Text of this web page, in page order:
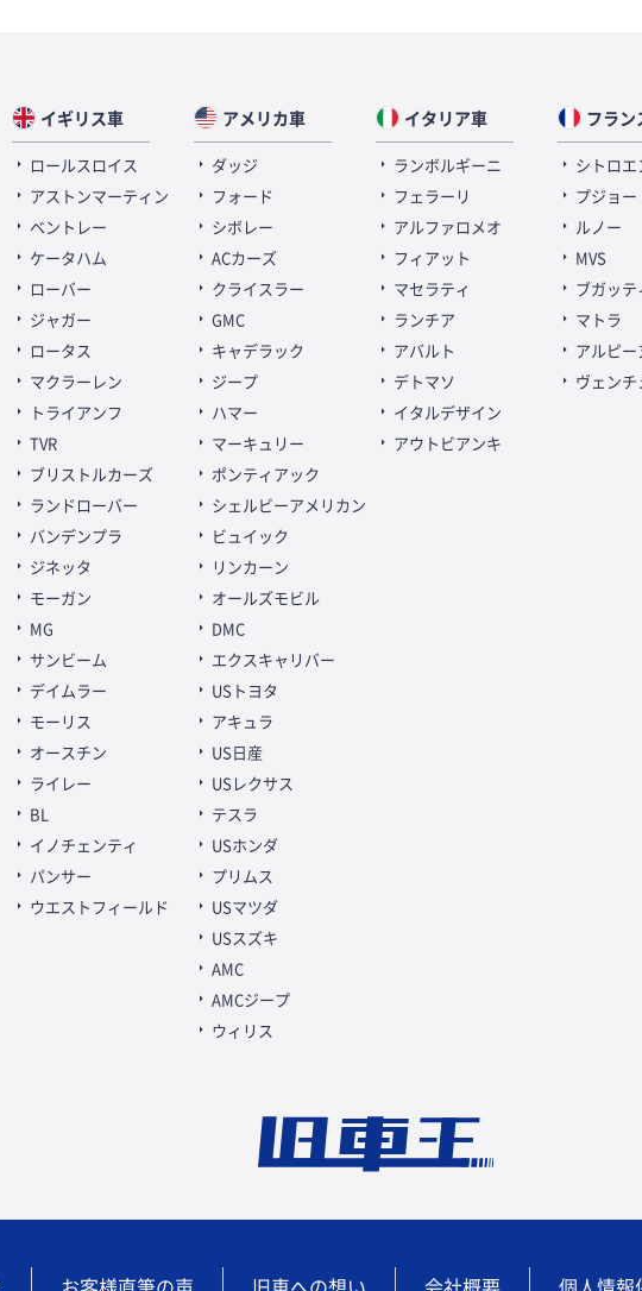
イギリス車
ロールスロイス
アストンマーティン
ベントレー
ケータハム
ローバー
ジャガー
ロータス
マクラーレン
トライアンフ
TVR
ブリストルカーズ
ランドローバー
バンデンプラ
ジネッタ
モーガン
MG
サンビーム
デイムラー
モーリス
オースチン
ライレー
BL
イノチェンティ
パンサー
ウエストフィールド
アメリカ車
ダッジ
フォード
シボレー
ACカーズ
クライスラー
GMC
キャデラック
ジープ
ハマー
マーキュリー
ポンティアック
シェルビーアメリカン
ビュイック
リンカーン
オールズモビル
DMC
エクスキャリバー
USトヨタ
アキュラ
US日産
USレクサス
テスラ
USホンダ
プリムス
USマツダ
USスズキ
AMC
AMCジープ
ウィリス
イタリア車
ランボルギーニ
フェラーリ
アルファロメオ
フィアット
マセラティ
ランチア
アバルト
デトマソ
イタルデザイン
アウトビアンキ
フラン
シトロエ
プジョー
ルノー
MVS
ブガッテ
マトラ
アルピー
ヴェンチ